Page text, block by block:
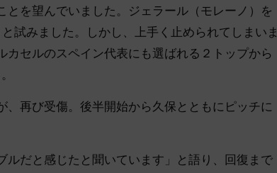
とを望んでいました。ジェラール（モレーノ）を
試みました。しかし、上手く止められてしまいま
セルのスペイン代表にも選ばれる２トップから
再び受傷。後半開始から久保とともにピッチに
だと感じたと聞いています」と語り、回復まで